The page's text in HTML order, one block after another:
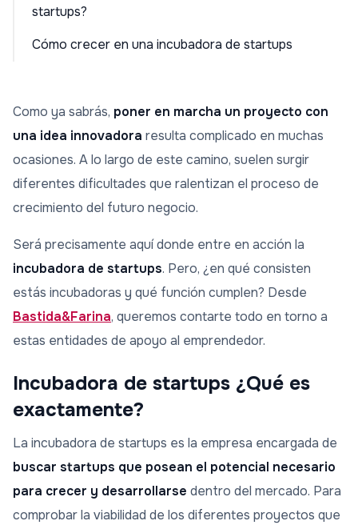
startups?
Cómo crecer en una incubadora de startups
Como ya sabrás, poner en marcha un proyecto con
una idea innovadora resulta complicado en muchas
ocasiones. A lo largo de este camino, suelen surgir
diferentes dificultades que ralentizan el proceso de
crecimiento del futuro negocio.
Será precisamente aquí donde entre en acción la
incubadora de startups. Pero, ¿en qué consisten
estás incubadoras y qué función cumplen? Desde
Bastida&Farina, queremos contarte todo en torno a
estas entidades de apoyo al emprendedor.
Incubadora de startups ¿Qué es
exactamente?
La incubadora de startups es la empresa encargada de
buscar startups que posean el potencial necesario
para crecer y desarrollarse dentro del mercado. Para
comprobar la viabilidad de los diferentes proyectos que